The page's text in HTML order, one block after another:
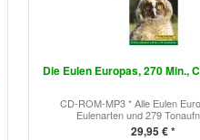
Die Eulen Europas, 270 Min.,
CD-ROM-MP3 * Alle Eulen
Eulenarten und 279
29,95 € *